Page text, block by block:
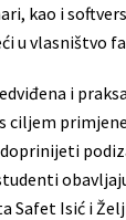
kao i
u vlasništvo
i
ciljem
Isić i